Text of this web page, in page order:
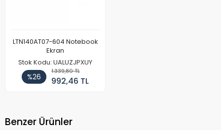
LTN140AT07-604 Notebook
Ekran
Stok Kodu: UALUZJPXUY
%26
1.339,80 TL
992,46 TL
Benzer Ürünler